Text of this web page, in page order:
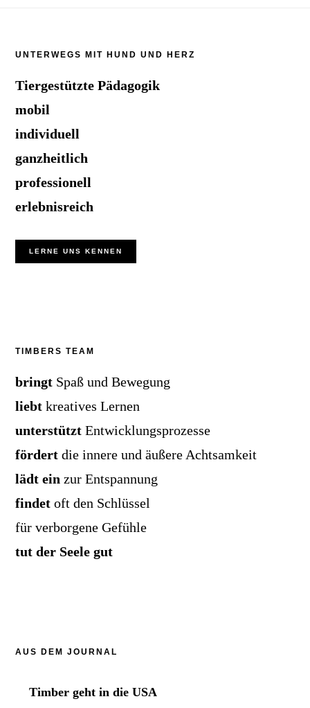
UNTERWEGS MIT HUND UND HERZ
Tiergestützte Pädagogik
mobil
individuell
ganzheitlich
professionell
erlebnisreich
LERNE UNS KENNEN
TIMBERS TEAM
bringt Spaß und Bewegung
liebt kreatives Lernen
unterstützt Entwicklungsprozesse
fördert die innere und äußere Achtsamkeit
lädt ein zur Entspannung
findet oft den Schlüssel
für verborgene Gefühle
tut der Seele gut
AUS DEM JOURNAL
Timber geht in die USA